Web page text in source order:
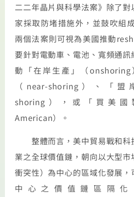
二二年晶片與科學法案》除了
家採取防堵措施外，並鼓吹組
兩個法案則可視為美國推動
要針對電動車、電池、寬頻通
動「在岸生產」（onshoring
（near-shoring）、「
shoring），或「買美國
American）。
整體而言，美中貿易戰和科
業之全球價值鏈，朝向以大型
衝突性）為中心的區域化發展
中心之價值鏈區隔化